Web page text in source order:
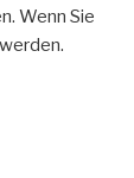
Wenn Sie